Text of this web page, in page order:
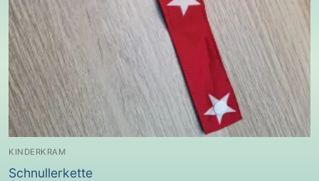
KINDERKRAM
Schnullerkette